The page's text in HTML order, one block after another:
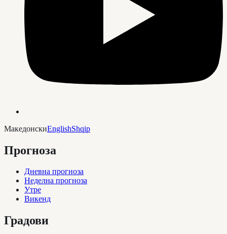
МакедонскиEnglishShqip
Прогноза
Дневна прогноза
Неделна прогноза
Утре
Викенд
Градови